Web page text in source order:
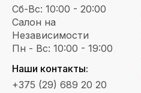
Сб-Вс: 10:00 - 20:00
Салон на
Независимости
Пн - Вс: 10:00 - 19:00
Наши контакты:
+375 (29) 689 20 20